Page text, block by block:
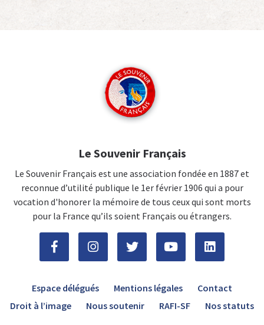
Le Souvenir Français
Le Souvenir Français est une association fondée en 1887 et
reconnue d’utilité publique le 1er février 1906 qui a pour
vocation d'honorer la mémoire de tous ceux qui sont morts
pour la France qu’ils soient Français ou étrangers.
Espace délégués Mentions légales
Contact
Droit à l’image
Nous soutenir RAFI-SF Nos statuts